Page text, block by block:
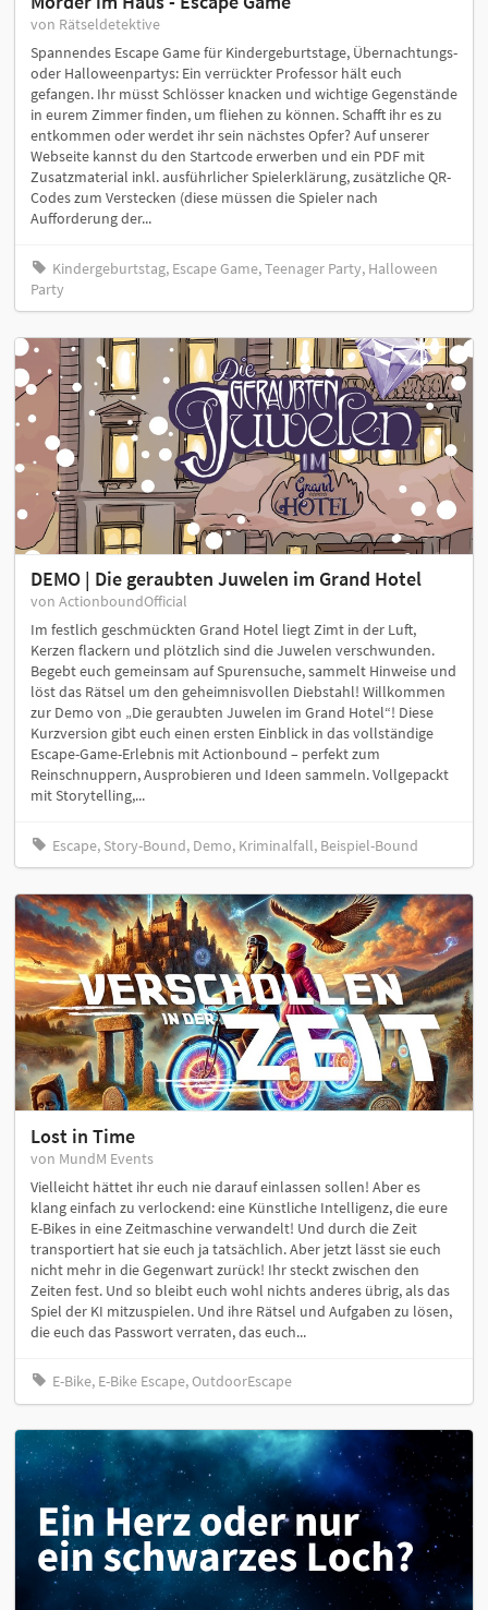
von Rätseldetektive
Spannendes Escape Game für Kindergeburtstage, Übernachtungs-
oder Halloweenpartys: Ein verrückter Professor hält euch
gefangen. Ihr müsst Schlösser knacken und wichtige Gegenstände
in eurem Zimmer finden, um fliehen zu können. Schafft ihr es zu
entkommen oder werdet ihr sein nächstes Opfer? Auf unserer
Webseite kannst du den Startcode erwerben und ein PDF mit
Zusatzmaterial inkl. ausführlicher Spielerklärung, zusätzliche QR-
Codes zum Verstecken (diese müssen die Spieler nach
Aufforderung der...
Kindergeburtstag, Escape Game, Teenager Party, Halloween
Party
DEMO | Die geraubten Juwelen im Grand Hotel
von ActionboundOfficial
Im festlich geschmückten Grand Hotel liegt Zimt in der Luft,
Kerzen flackern und plötzlich sind die Juwelen verschwunden.
Begebt euch gemeinsam auf Spurensuche, sammelt Hinweise und
löst das Rätsel um den geheimnisvollen Diebstahl! Willkommen
zur Demo von „Die geraubten Juwelen im Grand Hotel“! Diese
Kurzversion gibt euch einen ersten Einblick in das vollständige
Escape-Game-Erlebnis mit Actionbound – perfekt zum
Reinschnuppern, Ausprobieren und Ideen sammeln. Vollgepackt
mit Storytelling,...
Escape, Story-Bound, Demo, Kriminalfall, Beispiel-Bound
Lost in Time
von MundM Events
Vielleicht hättet ihr euch nie darauf einlassen sollen! Aber es
klang einfach zu verlockend: eine Künstliche Intelligenz, die eure
E-Bikes in eine Zeitmaschine verwandelt! Und durch die Zeit
transportiert hat sie euch ja tatsächlich. Aber jetzt lässt sie euch
nicht mehr in die Gegenwart zurück! Ihr steckt zwischen den
Zeiten fest. Und so bleibt euch wohl nichts anderes übrig, als das
Spiel der KI mitzuspielen. Und ihre Rätsel und Aufgaben zu lösen,
die euch das Passwort verraten, das euch...
E-Bike, E-Bike Escape, OutdoorEscape